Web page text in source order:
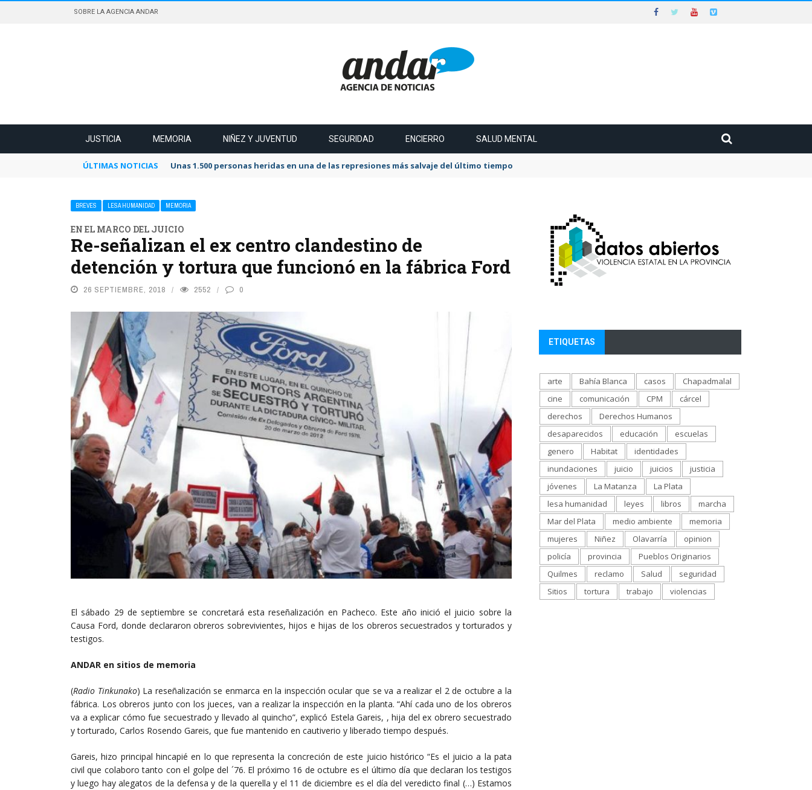
SOBRE LA AGENCIA ANDAR
JUSTICIA MEMORIA NIÑEZ Y JUVENTUD SEGURIDAD ENCIERRO SALUD MENTAL
ÚLTIMAS NOTICIAS Unas 1.500 personas heridas en una de las represiones más salvaje del último tiempo
BREVES LESA HUMANIDAD MEMORIA
EN EL MARCO DEL JUICIO
Re-señalizan el ex centro clandestino de
detención y tortura que funcionó en la fábrica Ford
26 SEPTIEMBRE, 2018 2552 0
El sábado 29 de septiembre se concretará esta reseñalización en Pacheco. Este año inició el juicio sobre la
Causa Ford, donde declararon obreros sobrevivientes, hijos e hijas de los obreros secuestrados y torturados y
testigos.
ANDAR en sitios de memoria
(Radio Tinkunako) La reseñalización se enmarca en la inspección ocular que se va a realizar el 2 de octubre a la
fábrica. Los obreros junto con los jueces, van a realizar la inspección en la planta. “Ahí cada uno de los obreros
va a explicar cómo fue secuestrado y llevado al quincho”, explicó Estela Gareis, , hija del ex obrero secuestrado
y torturado, Carlos Rosendo Gareis, que fue mantenido en cautiverio y liberado tiempo después.
Gareis, hizo principal hincapié en lo que representa la concreción de este juicio histórico “Es el juicio a la pata
civil que colaboro tanto con el golpe del ´76. El próximo 16 de octubre es el último día que declaran los testigos
y luego hay alegatos de la defensa y de la querella y el 11 de diciembre es el día del veredicto final (…) Estamos
ETIQUETAS
arte Bahía Blanca casos
Chapadmalal
cine
comunicación CPM
cárcel
derechos
Derechos Humanos
desaparecidos
educación
escuelas
genero
Habitat
identidades
inundaciones
juicio juicios
justicia
jóvenes
La Matanza
La Plata
lesa humanidad
leyes libros
marcha
Mar del Plata
medio ambiente
memoria
mujeres
Niñez Olavarría
opinion
policía
provincia
Pueblos Originarios
Quilmes
reclamo Salud
seguridad
Sitios
tortura trabajo violencias